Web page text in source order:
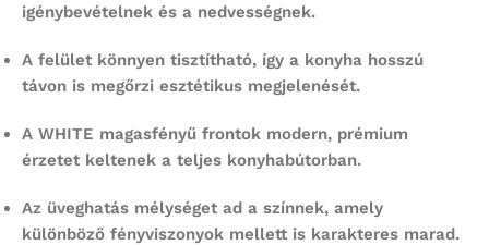
igénybevételnek és a nedvességnek.
A felület könnyen tisztítható, így a konyha hosszú
távon is megőrzi esztétikus megjelenését.
A WHITE magasfényű frontok modern, prémium
érzetet keltenek a teljes konyhabútorban.
Az üveghatás mélységet ad a színnek, amely
különböző fényviszonyok mellett is karakteres marad.